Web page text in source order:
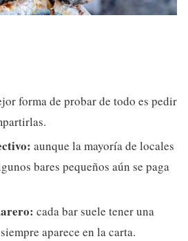
forma de probar de todo es pedir
aunque la mayoría de locales
bares pequeños aún se paga
cada bar suele tener una
aparece en la carta.